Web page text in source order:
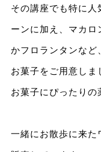
その講座でも特に人
ーンに加え、マカロ
かフロランタンなど
お菓子をご用意しま
お菓子にぴったりの
一緒にお散歩に来た